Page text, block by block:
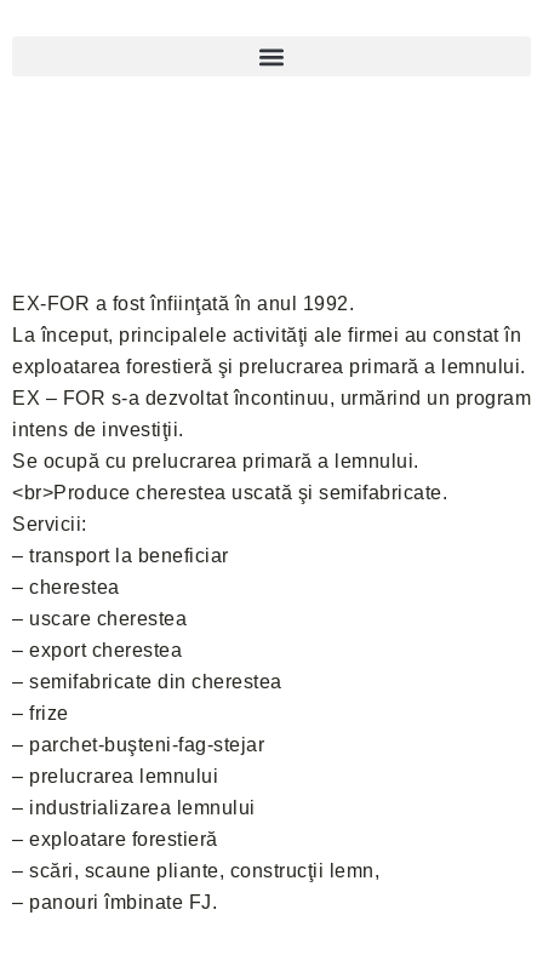
EX-FOR a fost înfiinţată în anul 1992.
La început, principalele activităţi ale firmei au constat în
exploatarea forestieră şi prelucrarea primară a lemnului.
EX – FOR s-a dezvoltat încontinuu, urmărind un program
intens de investiţii.
Se ocupă cu prelucrarea primară a lemnului.
<br>Produce cherestea uscată şi semifabricate.
Servicii:
– transport la beneficiar
– cherestea
– uscare cherestea
– export cherestea
– semifabricate din cherestea
– frize
– parchet-buşteni-fag-stejar
– prelucrarea lemnului
– industrializarea lemnului
– exploatare forestieră
– scări, scaune pliante, construcţii lemn,
– panouri îmbinate FJ.